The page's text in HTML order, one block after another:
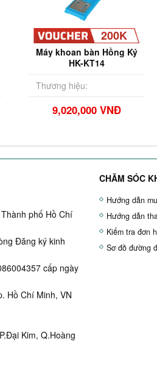
200K
Máy khoan bàn Hồng Ký
HK-KT14
Thương hiệu:
9,020,000 VNĐ
phố Hồ Chí
Đăng ký kinh
cấp ngày
Hồ Chí Minh, VN
Kim, Q.Hoàng
CHĂM SÓC
Hướng dẫn
Hướng dẫn
Kiểm tra đơn
Sơ đồ đường